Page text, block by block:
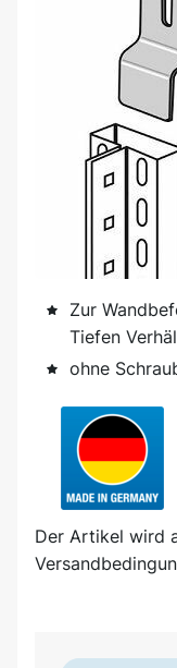
Zur
Tiefen
ohne
Der Artikel wird